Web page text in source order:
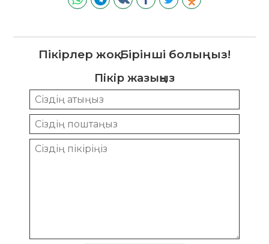
Пікірлер жоқ. Бірінші болыңыз!
Пікір жазыңыз